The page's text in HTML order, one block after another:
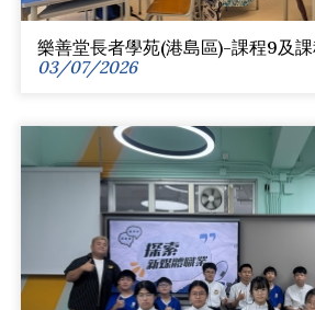
樂善堂長者學苑(港島區)-課程9及課
03/07/2026